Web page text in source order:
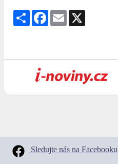
Share Facebook
Email
Sledujte nás na Facebooku